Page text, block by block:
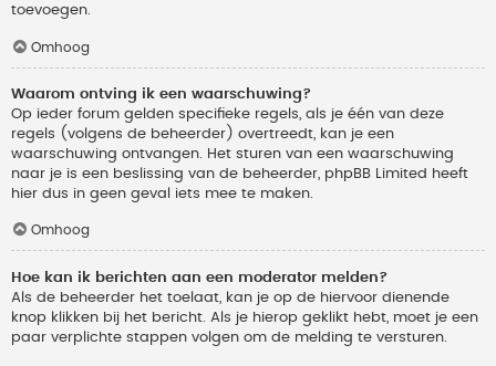
toevoegen.
Omhoog
Waarom ontving ik een waarschuwing?
Op ieder forum gelden specifieke regels, als je één van deze
regels (volgens de beheerder) overtreedt, kan je een
waarschuwing ontvangen. Het sturen van een waarschuwing
naar je is een beslissing van de beheerder, phpBB Limited heeft
hier dus in geen geval iets mee te maken.
Omhoog
Hoe kan ik berichten aan een moderator melden?
Als de beheerder het toelaat, kan je op de hiervoor dienende
knop klikken bij het bericht. Als je hierop geklikt hebt, moet je een
paar verplichte stappen volgen om de melding te versturen.